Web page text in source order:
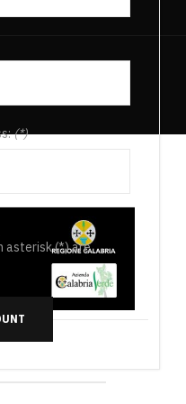
(*)
asterisk (*) are